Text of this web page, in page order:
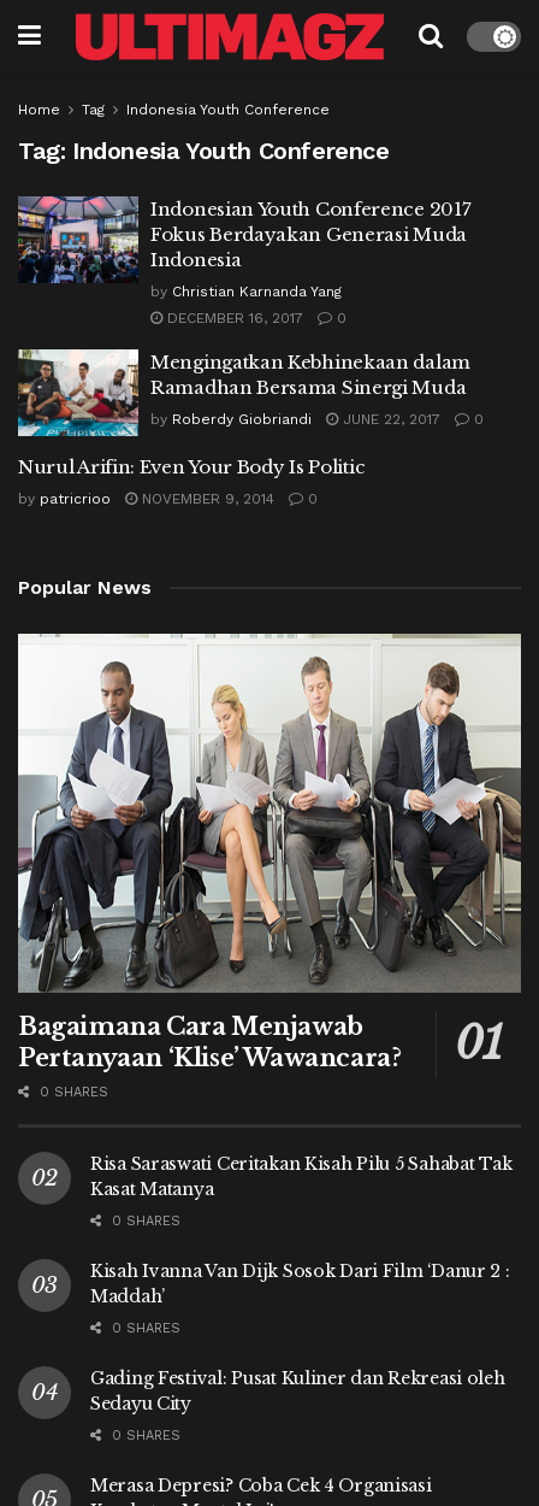
Home Tag Indonesia Youth Conference
Tag: Indonesia Youth Conference
Indonesian Youth Conference 2017
Fokus Berdayakan Generasi Muda
Indonesia
by Christian Karnanda Yang
DECEMBER 16, 2017
0
Mengingatkan Kebhinekaan dalam
Ramadhan Bersama Sinergi Muda
by Roberdy Giobriandi JUNE 22, 2017 0
Nurul Arifin: Even Your Body Is Politic
by patricrioo NOVEMBER 9, 2014 0
Popular News
Bagaimana Cara Menjawab
Pertanyaan ‘Klise’ Wawancara?
0 SHARES
Risa Saraswati Ceritakan Kisah Pilu 5 Sahabat Tak
Kasat Matanya
0 SHARES
Kisah Ivanna Van Dijk Sosok Dari Film ‘Danur 2 :
Maddah’
0 SHARES
Gading Festival: Pusat Kuliner dan Rekreasi oleh
Sedayu City
0 SHARES
Merasa Depresi? Coba Cek 4 Organisasi